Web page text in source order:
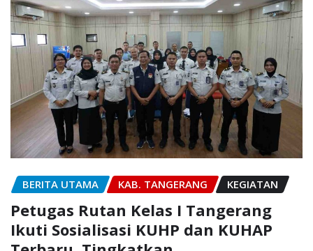
BERITA UTAMA KAB. TANGERANG KEGIATAN
Petugas Rutan Kelas I Tangerang
Ikuti Sosialisasi KUHP dan KUHAP